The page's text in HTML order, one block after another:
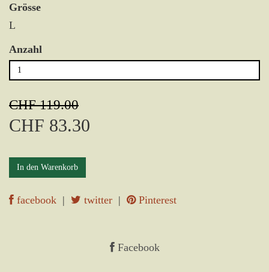
Grösse
L
Anzahl
CHF 119.00
CHF 83.30
In den Warenkorb
facebook | twitter | Pinterest
Facebook